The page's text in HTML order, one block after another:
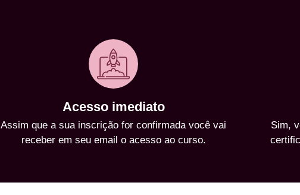
Acesso imediato
Assim que a sua inscrição for confirmada você vai
receber em seu email o acesso ao curso.
Sim,